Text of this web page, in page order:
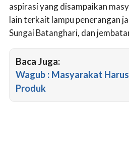
aspirasi yang disampaikan
lain terkait lampu penerangan
Sungai Batanghari, dan
Baca Juga:
Wagub : Masyarakat
Produk